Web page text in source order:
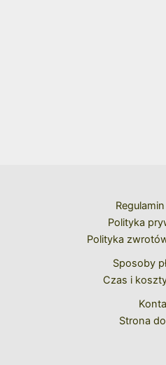
Polityka
Polityka
Sposoby
Czas i
Strona